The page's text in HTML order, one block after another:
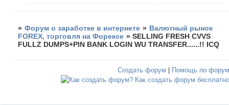
» Форум о заработке в интернете » Валютный рынок
FOREX, торговля на Форексе »SELLING FRESH CVVS
FULLZ DUMPS+PIN BANK LOGIN WU TRANSFER......!! ICQ
Создать форум Помощь по